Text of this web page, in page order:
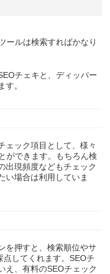
ールは検索すればかなり
チェキと、ディッパー
す。
ェック項目として、様々
ができます。もちろん検
出現頻度などもチェック
い場合は利用していま
を押すと、検索順位やサ
してくれます。SEOチ
え、有料のSEOチェック